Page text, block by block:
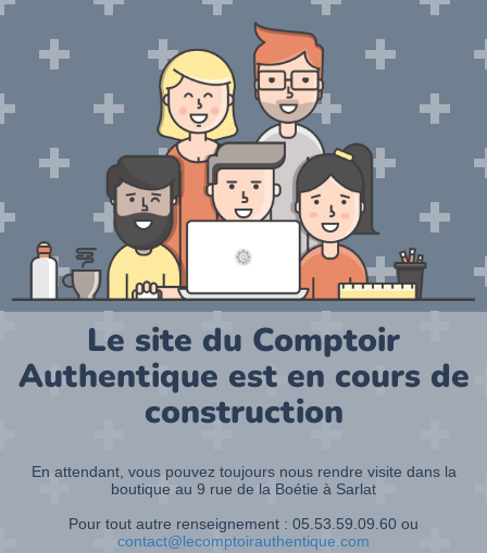
Le site du Comptoir
Authentique est en cours de
construction
En attendant, vous pouvez toujours nous rendre visite dans la
boutique au 9 rue de la Boétie à Sarlat
Pour tout autre renseignement : 05.53.59.09.60 ou
contact@lecomptoirauthentique.com